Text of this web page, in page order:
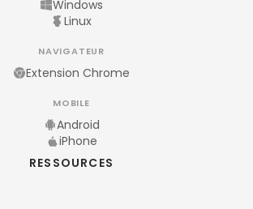
Windows
Linux
NAVIGATEUR
Extension Chrome
MOBILE
Android
iPhone
RESSOURCES